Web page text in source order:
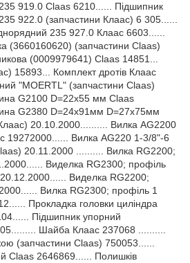
919.0 Claas 6210...... Підшипник
922.0 (запчастини Клаас) 6 305......
235 927.0 Клаас 6603......
(3660160620) (запчастини Claas)
(0009979641) Claas 14851...
15893... Комплект дротів Клаас
"MOERTL" (запчастини Claas)
G2100 D=22x55 мм Claas
G2380 D=24х91мм D=27х75мм
20.10.2000.......... Вилка AG2200
19272000...... Вилка AG220 1-3/8"-6
20.11.2000 .......... Вилка RG2200;
Виделка RG2300; профіль
Виделка RG2200;
Вилка RG2300; профіль 1
Прокладка головки циліндра
Підшипник упорний
Шайба Клаас 237068 ..........
(запчастини Claas) 750053......
Claas 2646869...... Полишків